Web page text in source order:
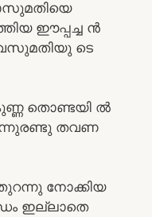
ഈപ്പച്ച ൻ
ടെ
തൊണ്ടയി ൽ
തവണ
നോക്കിയ
ഇല്ലാതെ